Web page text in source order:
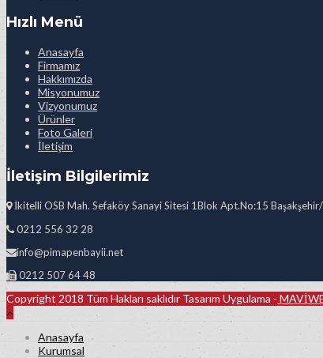
Hızlı Menü
Anasayfa
Firmamız
Hakkımızda
Misyonumuz
Vizyonumuz
Ürünler
Foto Galeri
İletişim
İletişim Bilgilerimiz
İkitelli OSB Mah. Sefaköy Sanayi Sitesi 1Blok Apt.No:15
0212 556 32 28
info@pimapenbayii.net
0212 507 64 48
Copyright 2018 Tüm Hakları saklıdır Tasarım Uygulama -
Anasayfa
Kurumsal